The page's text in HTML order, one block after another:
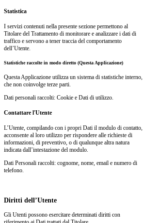
Statistica
I servizi contenuti nella presente sezione permettono al
Titolare del Trattamento di monitorare e analizzare i dati di
traffico e servono a tener traccia del comportamento
dell’Utente.
Statistiche raccolte in modo diretto (Questa Applicazione)
Questa Applicazione utilizza un sistema di statistiche interno,
che non coinvolge terze parti.
Dati personali raccolti: Cookie e Dati di utilizzo.
Contattare l'Utente
L’Utente, compilando con i propri Dati il modulo di contatto,
acconsente al loro utilizzo per rispondere alle richieste di
informazioni, di preventivo, o di qualunque altra natura
indicata dall’intestazione del modulo.
Dati Personali raccolti: cognome, nome, email e numero di
telefono.
Diritti dell’Utente
Gli Utenti possono esercitare determinati diritti con